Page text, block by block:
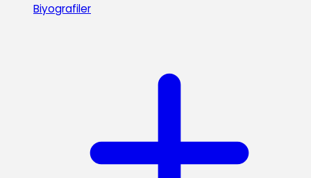
Biyografiler